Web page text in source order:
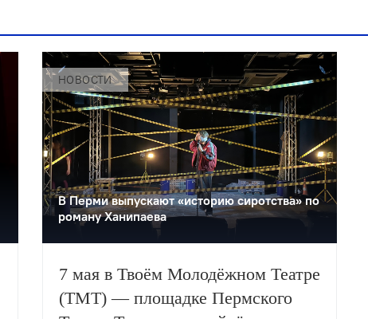
НОВОСТИ
В Перми выпускают «историю сиротства» по
роману Ханипаева
7 мая в Твоём Молодёжном Театре
(ТМТ) — площадке Пермского